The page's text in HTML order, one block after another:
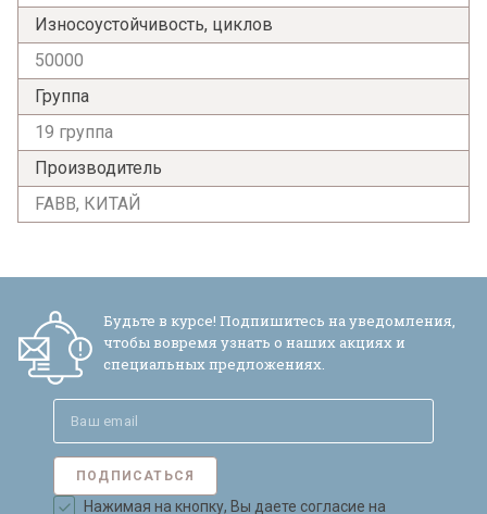
Я ознакомлен с
обработки персональных данных и
согласен на их обработку.
Износоустойчивость, циклов
50000
Группа
19 группа
Производитель
FABB, КИТАЙ
Будьте в курсе! Подпишитесь на уведомления,
чтобы вовремя узнать о наших акциях и
специальных предложениях.
ПОДПИСАТЬСЯ
Нажимая на кнопку, Вы даете согласие на